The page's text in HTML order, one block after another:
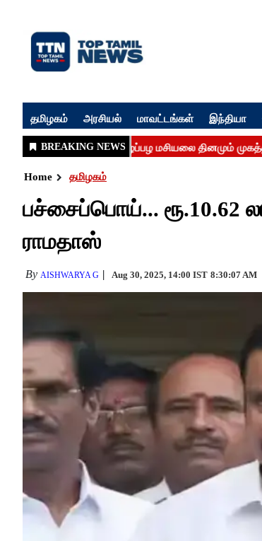
தமிழகம் அரசியல் மாவட்டங்கள் இந்தியா
Home தமிழகம்
பச்சைப்பொய்... ரூ.10.62
ராமதாஸ்
By AISHWARYA G Aug 30, 2025, 14:00 IST 8:30:07 AM